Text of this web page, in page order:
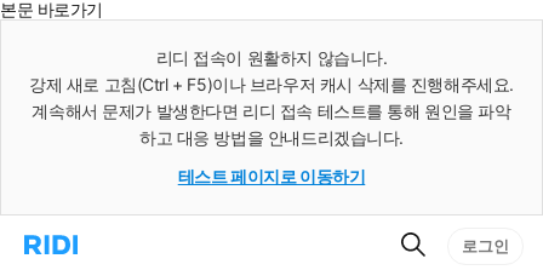
본문 바로가기
리디 접속이 원활하지 않습니다.
강제 새로 고침(Ctrl + F5)이나 브라우저 캐시 삭제를 진행해주세요.
계속해서 문제가 발생한다면 리디 접속 테스트를 통해 원인을 파악
하고 대응 방법을 안내드리겠습니다.
테스트 페이지로 이동하기
리
검
로그인